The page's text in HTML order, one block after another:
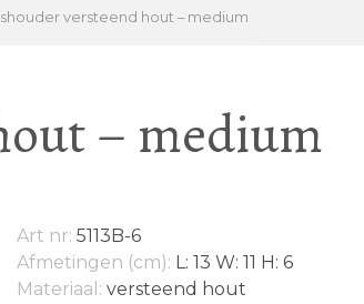
versteend hout – medium
– medium
Art nr: 5113B-6
Afmetingen (cm): L: 13 W: 11 H: 6
Materiaal: versteend hout